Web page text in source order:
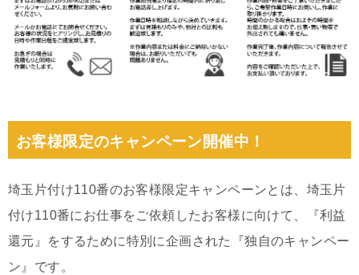
お客様限定のキャンペーン開催中！
埼玉片付け110番のお客様限定キャンペーンとは、埼玉片
付け110番にお仕事をご依頼したお客様に向けて、『利益
還元』をするために特別に企画された『独自のキャンペー
ン』です。